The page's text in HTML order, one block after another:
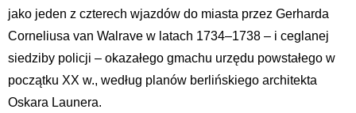
jako jeden z czterech wjazdów do miasta przez Gerharda
Corneliusa van Walrave w latach 1734–1738 – i ceglanej
siedziby policji – okazałego gmachu urzędu powstałego w
początku XX w., według planów berlińskiego architekta
Oskara Launera.